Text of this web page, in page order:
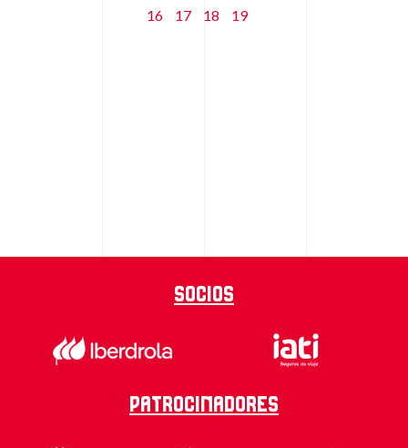
16
17 18 19
Socios
Patrocinadores